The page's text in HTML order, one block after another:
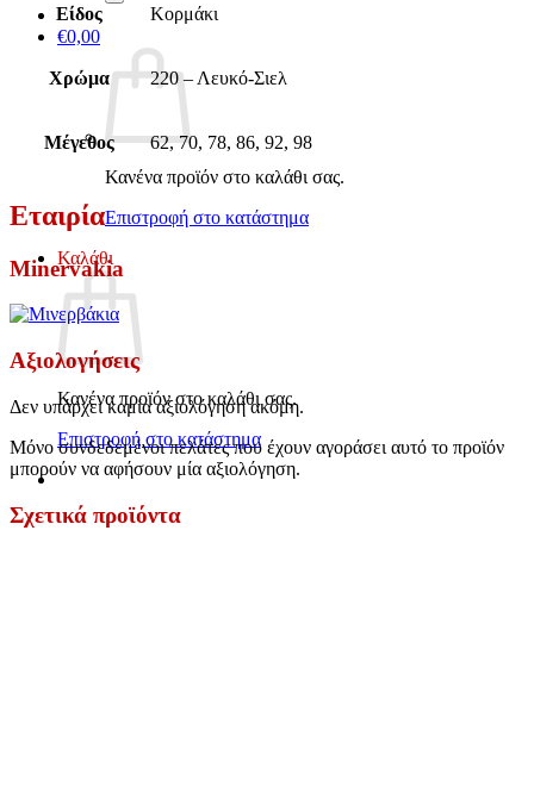
€0,00
Κανένα προϊόν στο καλάθι σας.
Επιστροφή στο κατάστημα
Καλάθι
Κανένα προϊόν στο καλάθι σας.
Επιστροφή στο κατάστημα
Είδος Κορμάκι
Χρώμα 220 – Λευκό-Σιελ
Μέγεθος 62, 70, 78, 86, 92, 98
Εταιρία
Minervakia
Αξιολογήσεις
Δεν υπάρχει καμία αξιολόγηση ακόμη.
Μόνο συνδεδεμένοι πελάτες που έχουν αγοράσει αυτό το προϊόν
μπορούν να αφήσουν μία αξιολόγηση.
Σχετικά προϊόντα